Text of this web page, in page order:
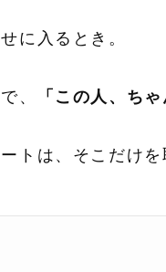
に入るとき。
、 「この人、ち
トは、そこだけを